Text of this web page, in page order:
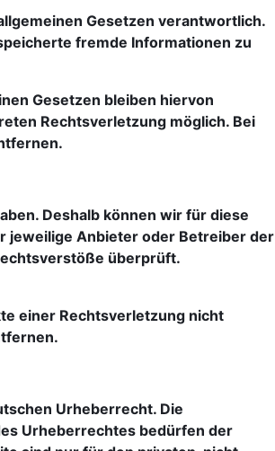
Gesetzen verantwortlich.
fremde Informationen zu
Gesetzen bleiben hiervon
Rechtsverletzung möglich. Bei
Deshalb können wir für diese
jeweilige Anbieter oder Betreiber der
überprüft.
einer Rechtsverletzung nicht
Urheberrecht. Die
Urheberrechtes bedürfen der